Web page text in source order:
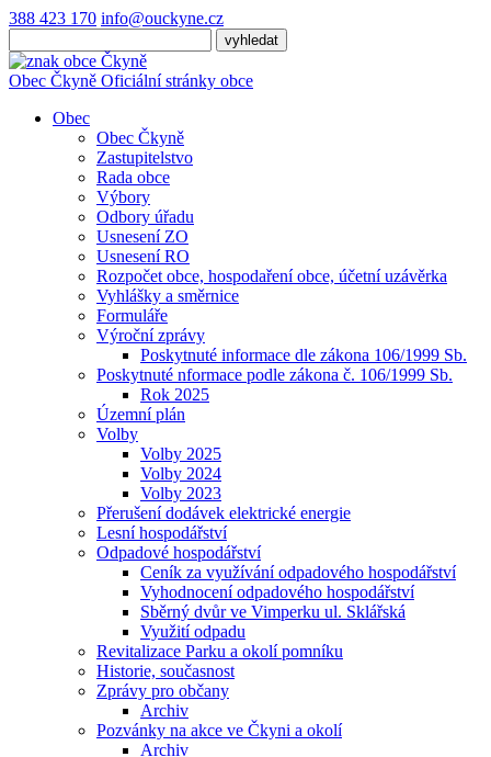
388 423 170 info@ouckyne.cz
Obec Čkyně Oficiální stránky obce
Obec
Obec Čkyně
Zastupitelstvo
Rada obce
Výbory
Odbory úřadu
Usnesení ZO
Usnesení RO
Rozpočet obce, hospodaření obce, účetní uzávěrka
Vyhlášky a směrnice
Formuláře
Výroční zprávy
Poskytnuté informace dle zákona 106/1999 Sb.
Poskytnuté nformace podle zákona č. 106/1999 Sb.
Rok 2025
Územní plán
Volby
Volby 2025
Volby 2024
Volby 2023
Přerušení dodávek elektrické energie
Lesní hospodářství
Odpadové hospodářství
Ceník za využívání odpadového hospodářství
Vyhodnocení odpadového hospodářství
Sběrný dvůr ve Vimperku ul. Sklářská
Využití odpadu
Revitalizace Parku a okolí pomníku
Historie, současnost
Zprávy pro občany
Archiv
Pozvánky na akce ve Čkyni a okolí
Archiv